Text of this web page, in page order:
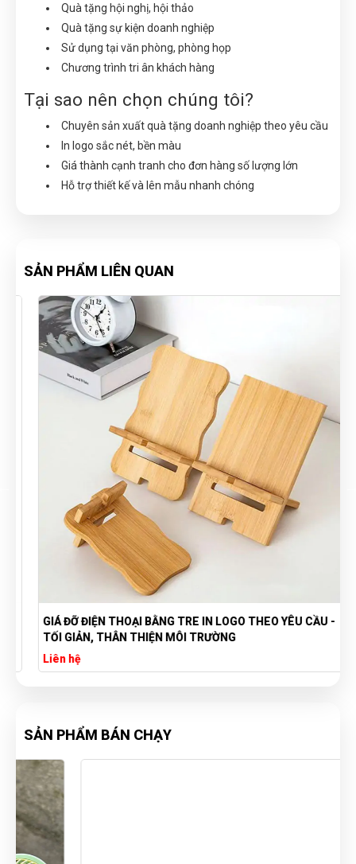
Quà tặng hội nghị, hội thảo
Quà tặng sự kiện doanh nghiệp
Sử dụng tại văn phòng, phòng họp
Chương trình tri ân khách hàng
Tại sao nên chọn chúng tôi?
Chuyên sản xuất quà tặng doanh nghiệp theo yêu cầu
In logo sắc nét, bền màu
Giá thành cạnh tranh cho đơn hàng số lượng lớn
Hỗ trợ thiết kế và lên mẫu nhanh chóng
SẢN PHẨM LIÊN QUAN
GIÁ ĐỠ ĐIỆN THOẠI BẰNG TRE IN LOGO THEO YÊU CẦU -
TỐI GIẢN, THÂN THIỆN MÔI TRƯỜNG
Liên hệ
SẢN PHẨM BÁN CHẠY